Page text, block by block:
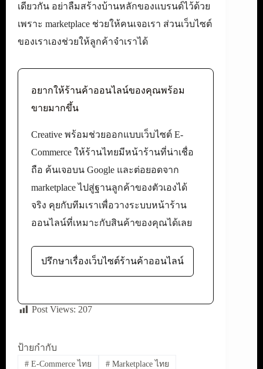
เดียวกัน อย่าลืมสร้างบ้านหลักของแบรนด์ไว้ด้วย
เพราะ marketplace ช่วยให้คนเจอเรา ส่วนเว็บไซต์
ของเราเองช่วยให้ลูกค้าจำเราได้
อยากให้ร้านค้าออนไลน์ของคุณพร้อม
ขายมากขึ้น
Creative พร้อมช่วยออกแบบเว็บไซต์ E-
Commerce ให้ร้านไทยมีหน้าร้านที่น่าเชื่อ
ถือ ค้นเจอบน Google และต่อยอดจาก
marketplace ไปสู่ฐานลูกค้าของตัวเองได้
จริง คุยกับทีมเราเพื่อวางระบบหน้าร้าน
ออนไลน์ที่เหมาะกับสินค้าของคุณได้เลย
ปรึกษาเรื่องเว็บไซต์ร้านค้าออนไลน์
Post Views: 207
ป้ายกำกับ
#E-Commerce ไทย #Marketplace ไทย